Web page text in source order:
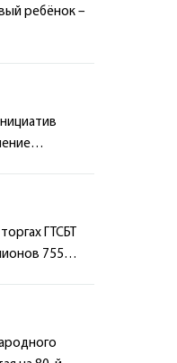
ребёнок –
ГТСБТ
755